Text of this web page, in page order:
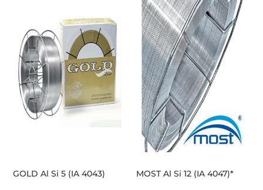
GOLD Al Si 5 (IA 4043) MOST Al Si 12 (IA 4047)*